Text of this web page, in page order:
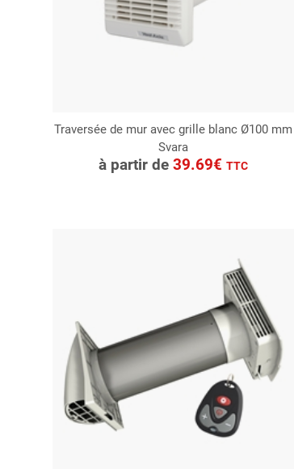
Traversée de mur avec grille blanc Ø100 mm
Svara
à partir de 39.69€ TTC
CONSULTER
Demande de devis